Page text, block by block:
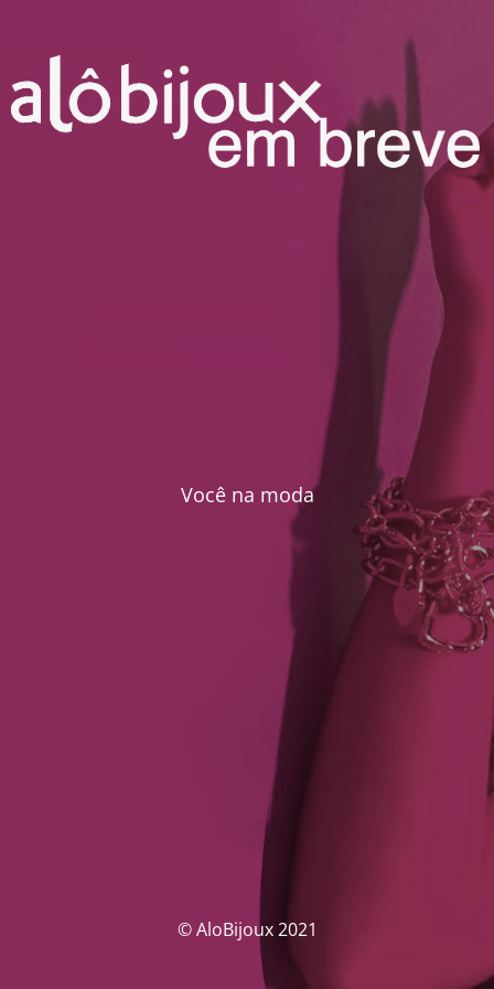
Você na moda
© AloBijoux 2021